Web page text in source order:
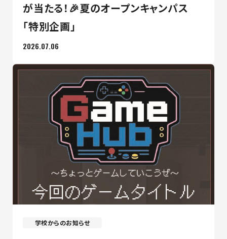
が当たる！🎉夏のオープンキャンパス
「特別企画」
2026.07.06
学校からのお知らせ